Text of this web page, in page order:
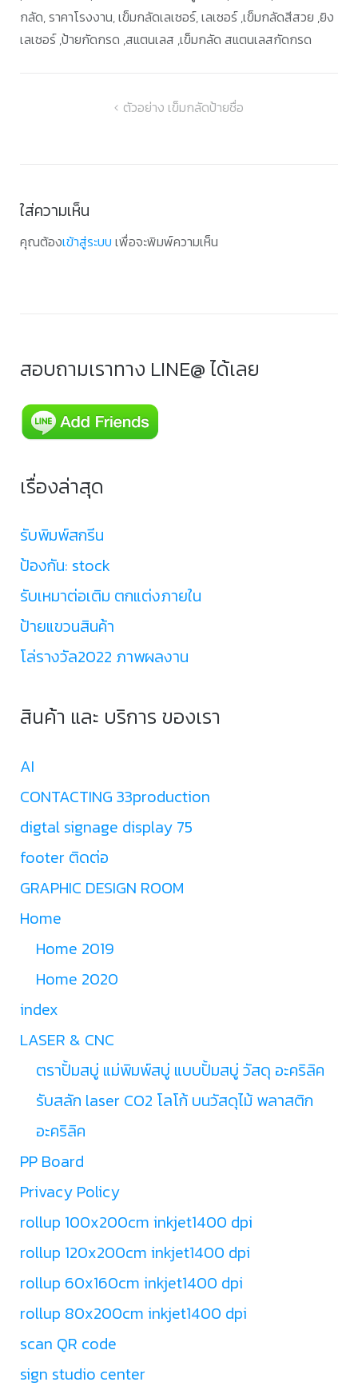
กลัด, ราคาโรงงาน, เข็มกลัดเลเซอร์, เลเซอร์ ,เข็มกลัดสีสวย ,ยิง
เลเซอร์ ,ป้ายกัดกรด ,สแตนเลส ,เข็มกลัด สแตนเลสกัดกรด
ตัวอย่าง เข็มกลัดป้ายชื่อ
ใส่ความเห็น
คุณต้องเข้าสู่ระบบ เพื่อจะพิมพ์ความเห็น
สอบถามเราทาง LINE@ ได้เลย
เรื่องล่าสุด
รับพิมพ์สกรีน
ป้องกัน: stock
รับเหมาต่อเติม ตกแต่งภายใน
ป้ายแขวนสินค้า
โล่รางวัล2022 ภาพผลงาน
สินค้า และ บริการ ของเรา
AI
CONTACTING 33production
digtal signage display 75
footer ติดต่อ
GRAPHIC DESIGN ROOM
Home
Home 2019
Home 2020
index
LASER & CNC
ตราปั้มสบู่ แม่พิมพ์สบู่ แบบปั้มสบู่ วัสดุ อะคริลิค
รับสลัก laser CO2 โลโก้ บนวัสดุไม้ พลาสติก
อะคริลิค
PP Board
Privacy Policy
rollup 100x200cm inkjet1400 dpi
rollup 120x200cm inkjet1400 dpi
rollup 60x160cm inkjet1400 dpi
rollup 80x200cm inkjet1400 dpi
scan QR code
sign studio center